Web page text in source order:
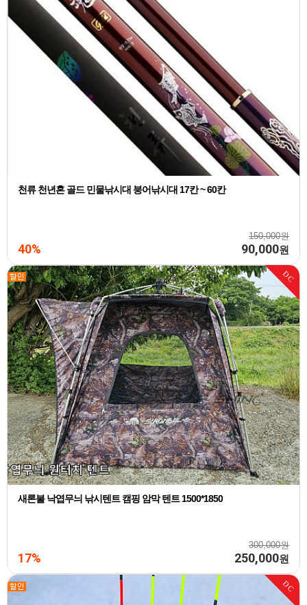
천류 천년혼 골드 민물낚시대 붕어낚시대 17칸 ~ 60칸
150,000원
40% 90,000원
DC
새론불 낙엽무늬 낚시텐트 캠핑 암막 텐트 1500*1850
300,000원
17% 250,000원
DC